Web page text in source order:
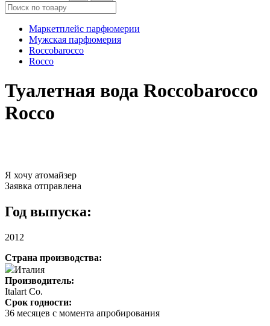
Маркетплейс парфюмерии
Мужская парфюмерия
Roccobarocco
Rocco
Туалетная вода Roccobarocco
Rocco
Я хочу атомайзер
Заявка отправлена
Год выпуска:
2012
Страна производства:
Италия
Производитель:
Italart Co.
Срок годности:
36 месяцев с момента апробирования